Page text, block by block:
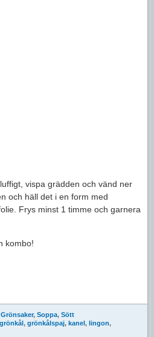
vispa grädden och vänd ner
och häll det i en form med
Frys minst 1 timme och garnera
kombo!
Grönsaker, Soppa, Sött
grönkål, grönkålspaj, kanel, lingon,